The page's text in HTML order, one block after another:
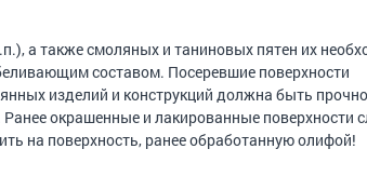
а также смоляных и таниновых пятен их
составом. Посеревшие поверхности
изделий и конструкций должна быть
окрашенные и лакированные поверхности
на поверхность, ранее обработанную олифой!